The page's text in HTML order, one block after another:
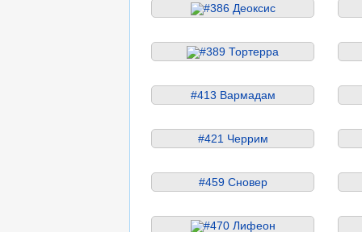
#386 Деоксис
#389 Тортерра
#413 Вармадам
#421 Черрим
#459 Сновер
#470 Лифеон